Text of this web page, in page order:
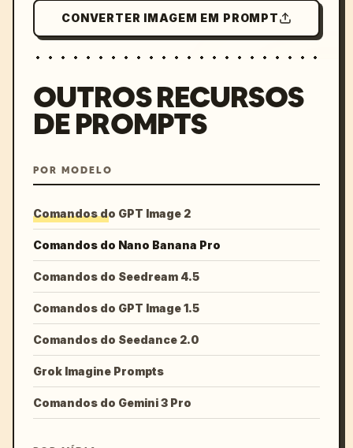
CONVERTER IMAGEM EM PROMPT
OUTROS RECURSOS
DE PROMPTS
POR MODELO
Comandos do GPT Image 2
Comandos do Nano Banana Pro
Comandos do Seedream 4.5
Comandos do GPT Image 1.5
Comandos do Seedance 2.0
Grok Imagine Prompts
Comandos do Gemini 3 Pro